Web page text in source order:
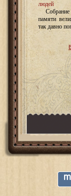
людей
памяти
так давно